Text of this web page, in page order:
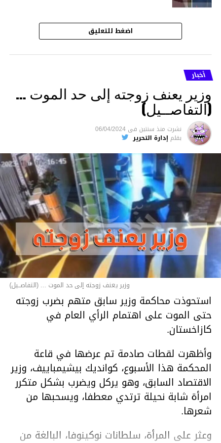
اضغط للتعليق
أخبار
وزير يعنف زوجته إلى حد الموت …
(التفاصــيل)
نشرت منذ سنتين فى 06/04/2024
بقلم إدارة التحرير
وزير يعنف زوجته إلى حد الموت ... (التفاصــيل)
استحوذت محاكمة وزير سابق متهم بضرب زوجته
حتى الموت على اهتمام الرأي العام في
كازاخستان.
وأظهرت لقطات صادمة تم عرضها في قاعة
المحكمة هذا الأسبوع، كوانديك بيشيمباييف، وزير
الاقتصاد السابق، وهو يركل ويضرب بشكل متكرر
امرأة شابة نحيلة ترتدي معطفا، ويسحبها من
شعرها.
وعثر على المرأة، سلطانات نوكينوفا، البالغة من